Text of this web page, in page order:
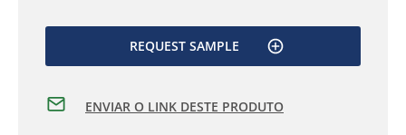
REQUEST SAMPLE
ENVIAR O LINK DESTE PRODUTO